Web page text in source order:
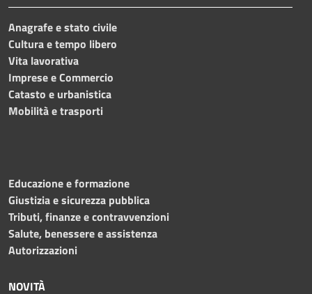
Anagrafe e stato civile
Cultura e tempo libero
Vita lavorativa
Imprese e Commercio
Catasto e urbanistica
Mobilità e trasporti
Educazione e formazione
Giustizia e sicurezza pubblica
Tributi, finanze e contravvenzioni
Salute, benessere e assistenza
Autorizzazioni
NOVITÀ